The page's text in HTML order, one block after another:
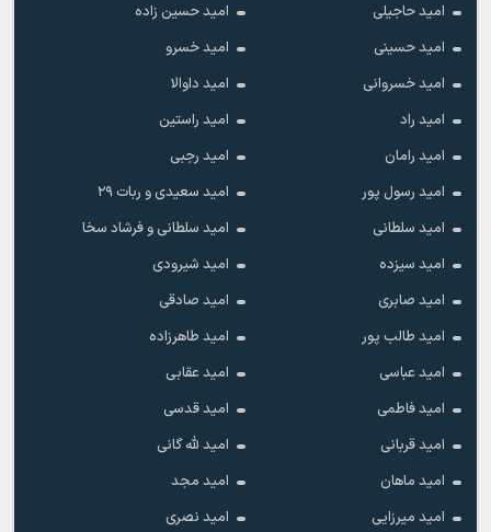
امید حاجیلی
امید حسین زاده
امید حسینی
امید خسرو
امید خسروانی
امید داوالا
امید راد
امید راستین
امید رامان
امید رجبی
امید رسول پور
امید سعیدی و ربات ۲۹
امید سلطانی
امید سلطانی و فرشاد سخا
امید سیزده
امید شیرودی
امید صابری
امید صادقی
امید طالب پور
امید طاهرزاده
امید عباسی
امید عقابی
امید فاطمی
امید قدسی
امید قربانی
امید لله گانی
امید ماهان
امید مجد
امید میرزایی
امید نصری